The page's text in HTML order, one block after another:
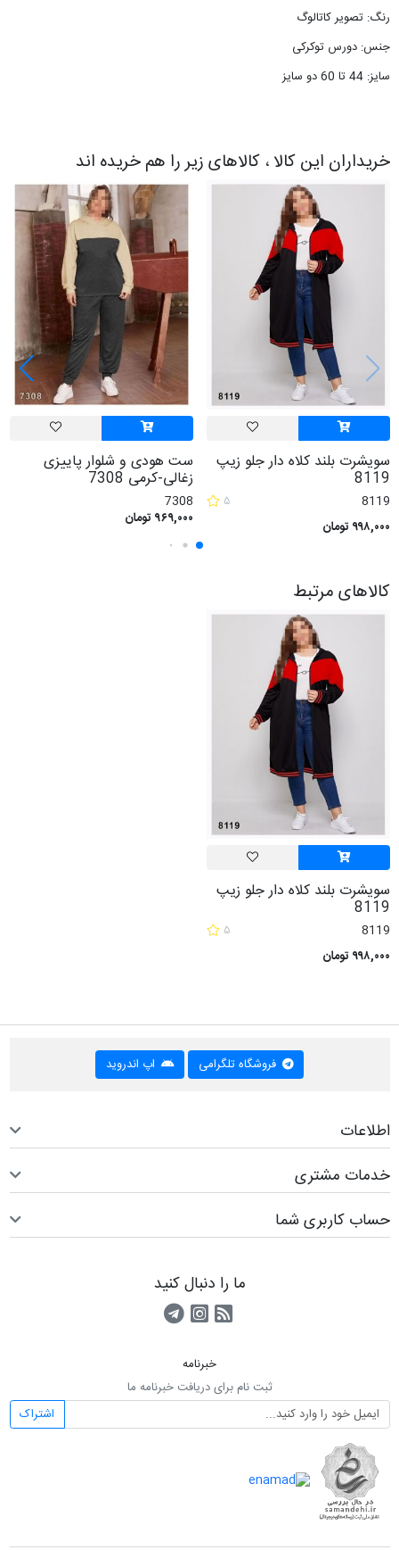
رنگ: تصویر کاتالوگ
جنس: دورس توکرکی
سایز: 44 تا 60 دو سایز
خریداران این کالا ، کالاهای زیر را هم خریده اند
سویشرت بلند کلاه دار جلو زیپ
8119
8119
۵
۹۹۸,۰۰۰ تومان
ست هودی و شلوار پاییزی
زغالی-کرمی 7308
7308
۹۶۹,۰۰۰ تومان
کالاهای مرتبط
سویشرت بلند کلاه دار جلو زیپ
8119
8119
۵
۹۹۸,۰۰۰ تومان
فروشگاه تلگرامی اپ اندروید
اطلاعات
خدمات مشتری
حساب کاربری شما
ما را دنبال کنید
RSSکانال آپارات
کانال تلگرام
خبرنامه
ثبت نام برای دریافت خبرنامه ما
اشتراک